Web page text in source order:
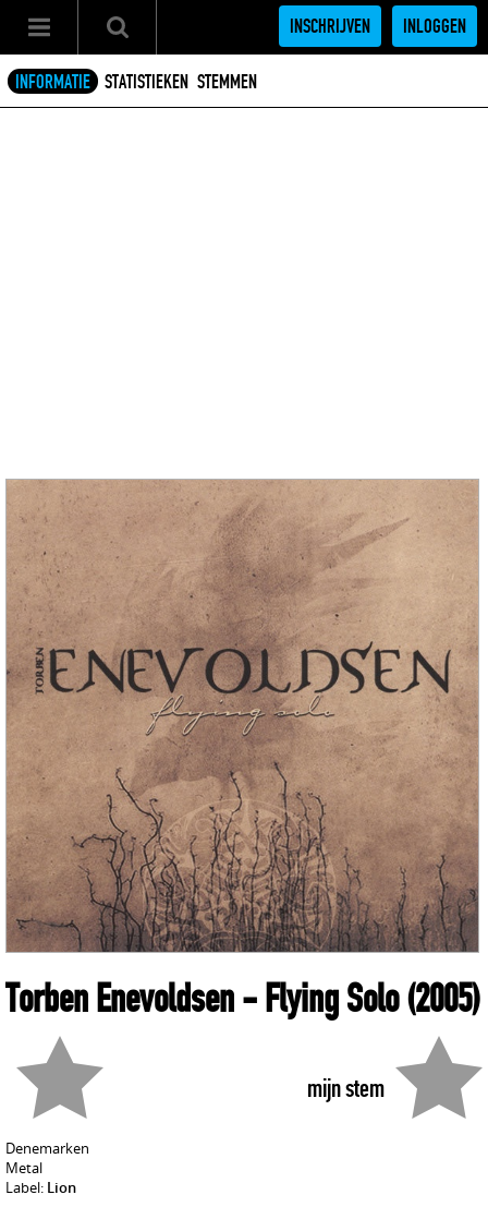
INSCHRIJVEN INLOGGEN
INFORMATIE STATISTIEKEN STEMMEN
Torben Enevoldsen- Flying Solo(2005)
mijn stem
Denemarken
Metal
Label: Lion